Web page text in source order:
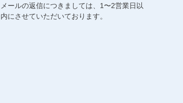
メールの返信につきましては、1〜2営業日以
内にさせていただいております。